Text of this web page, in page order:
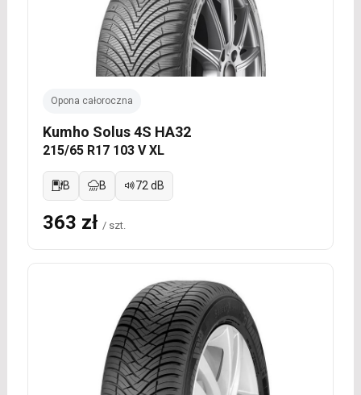
Opona całoroczna
Kumho Solus 4S HA32
215/65 R17 103 V XL
B B 72 dB
363 zł / szt.